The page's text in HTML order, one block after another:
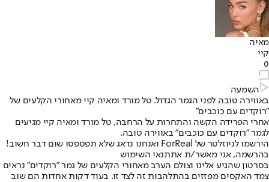
מאיה
קיי
0
השמעה
באווירה טובה לפני הגמר הגדול. טל מורד ומאיה קיי מאחורי הקלעים של
"רוקדים עם כוכבים"
אחרי הפרידה הקשה והתחרות על הרחבה, טל מורד ומאיה קיי מגיעים
לגמר "רוקדים עם כוכבים" באווירה טובה.
הירשמו לניוזלטר של ForReal ואנחנו נדאג שלא תפספסו שום דבר חשוב!
בהרשמה, אני מאשר/ת אתתנאי השימוש
בסרטון שהגיע אלינו וצולם הערב מאחורי הקלעים של גמר ״רוקדים״ נראים
צמד האקסים מפזזים בהתלהבות זה לצד זו. בעוד דקות אחדות הם שוב